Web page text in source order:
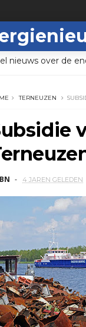
nieuws over de
TERNEUZEN
BN 4 JAREN GELEDEN